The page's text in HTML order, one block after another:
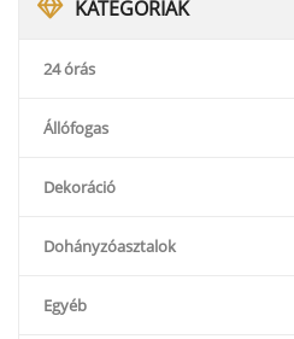
KATEGÓRIÁK
24 órás
Állófogas
Dekoráció
Dohányzóasztalok
Egyéb